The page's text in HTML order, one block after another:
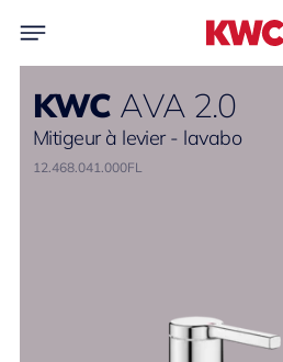
KWC AVA 2.0
Mitigeur à levier - lavabo
12.468.041.000FL